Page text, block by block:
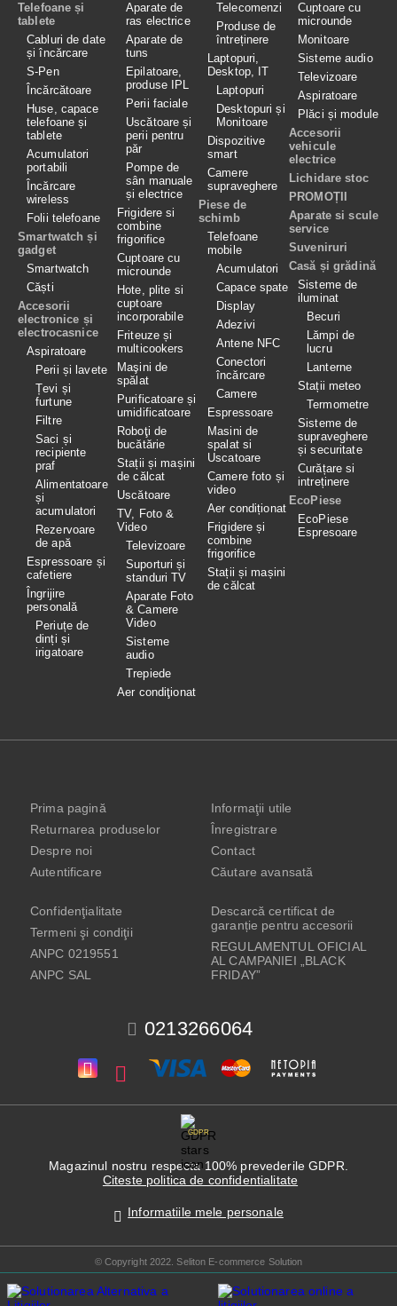
Telefoane și
tablete
Cabluri de date
și încărcare
S-Pen
Încărcătoare
Huse, capace
telefoane și
tablete
Acumulatori
portabili
Încărcare
wireless
Folii telefoane
Smartwatch și
gadget
Smartwatch
Căști
Accesorii
electronice și
electrocasnice
Aspiratoare
Perii și lavete
Țevi și
furtune
Filtre
Saci și
recipiente
praf
Alimentatoare
și
acumulatori
Rezervoare
de apă
Espressoare și
cafetiere
Îngrijire
personală
Periuțe de
dinți și
irigatoare
Aparate de
ras electrice
Aparate de
tuns
Epilatoare,
produse IPL
Perii faciale
Uscătoare și
perii pentru
păr
Pompe de
sân manuale
și electrice
Frigidere si
combine
frigorifice
Cuptoare cu
microunde
Hote, plite si
cuptoare
incorporabile
Friteuze și
multicookers
Maşini de
spălat
Purificatoare și
umidificatoare
Roboţi de
bucătărie
Stații și mașini
de călcat
Uscătoare
TV, Foto &
Video
Televizoare
Suporturi și
standuri TV
Aparate Foto
& Camere
Video
Sisteme
audio
Trepiede
Aer condiţionat
Telecomenzi
Produse de
întreținere
Laptopuri,
Desktop, IT
Laptopuri
Desktopuri și
Monitoare
Dispozitive
smart
Camere
supraveghere
Piese de
schimb
Telefoane
mobile
Acumulatori
Capace spate
Display
Adezivi
Antene NFC
Conectori
încărcare
Camere
Espressoare
Masini de
spalat si
Uscatoare
Camere foto și
video
Aer condiționat
Frigidere și
combine
frigorifice
Stații și mașini
de călcat
Cuptoare cu
microunde
Monitoare
Sisteme audio
Televizoare
Aspiratoare
Plăci și module
Accesorii
vehicule
electrice
Lichidare stoc
PROMOȚII
Aparate si scule
service
Suveniruri
Casă și grădină
Sisteme de
iluminat
Becuri
Lămpi de
lucru
Lanterne
Stații meteo
Termometre
Sisteme de
supraveghere
și securitate
Curățare si
intreținere
EcoPiese
EcoPiese
Espresoare
0213266064
Prima pagină
Returnarea produselor
Despre noi
Autentificare
Informaţii utile
Înregistrare
Contact
Căutare avansată
Confidenţialitate
Termeni şi condiţii
ANPC 0219551
ANPC SAL
Descarcă certificat de
garanție pentru accesorii
REGULAMENTUL OFICIAL
AL CAMPANIEI „BLACK
FRIDAY”
GDPR
Magazinul nostru respecta 100% prevederile GDPR.
Citeste politica de confidentialitate
Informatiile mele personale
© Copyright 2022. Seliton E-commerce Solution